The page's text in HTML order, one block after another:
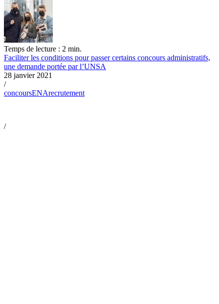
Temps de lecture : 2 min.
Faciliter les conditions pour passer certains concours administratifs,
une demande portée par l’UNSA
28 janvier 2021
/
concoursENArecrutement
/